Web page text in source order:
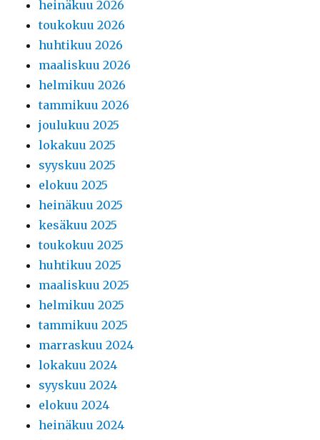
heinäkuu 2026
toukokuu 2026
huhtikuu 2026
maaliskuu 2026
helmikuu 2026
tammikuu 2026
joulukuu 2025
lokakuu 2025
syyskuu 2025
elokuu 2025
heinäkuu 2025
kesäkuu 2025
toukokuu 2025
huhtikuu 2025
maaliskuu 2025
helmikuu 2025
tammikuu 2025
marraskuu 2024
lokakuu 2024
syyskuu 2024
elokuu 2024
heinäkuu 2024